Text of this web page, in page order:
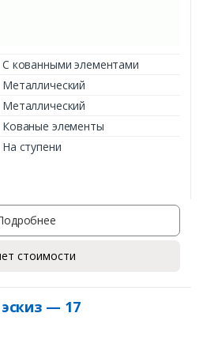
С кованными элементами
Металлический
Металлический
Кованые элементы
На ступени
стоимости
— 17